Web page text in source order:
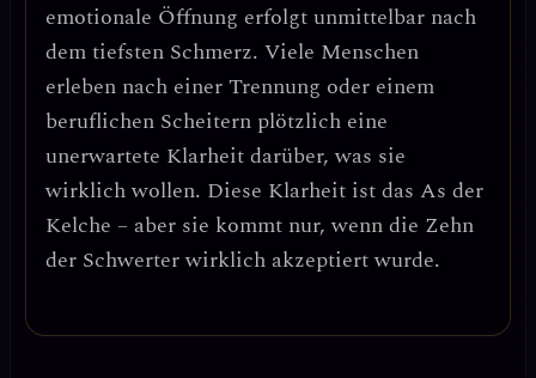
emotionale Öffnung erfolgt unmittelbar nach
dem tiefsten Schmerz. Viele Menschen
erleben nach einer Trennung oder einem
beruflichen Scheitern plötzlich eine
unerwartete Klarheit darüber, was sie
wirklich wollen. Diese Klarheit ist das As der
Kelche – aber sie kommt nur, wenn die Zehn
der Schwerter wirklich akzeptiert wurde.